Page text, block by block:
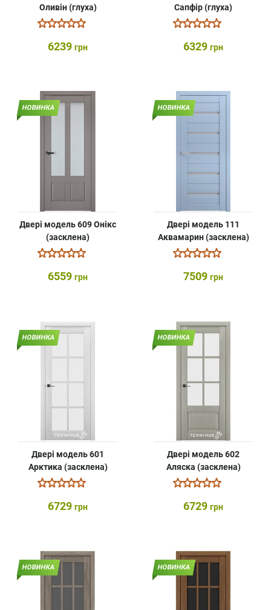
Оливін (глуха)
6239 грн
Сапфір (глуха)
6329 грн
НОВИНКА
Двері модель 609 Онікс
(засклена)
6559 грн
НОВИНКА
Двері модель 111
Аквамарин (засклена)
7509 грн
НОВИНКА
Двері модель 601
Арктика (засклена)
6729 грн
НОВИНКА
Двері модель 602
Аляска (засклена)
6729 грн
НОВИНКА НОВИНКА